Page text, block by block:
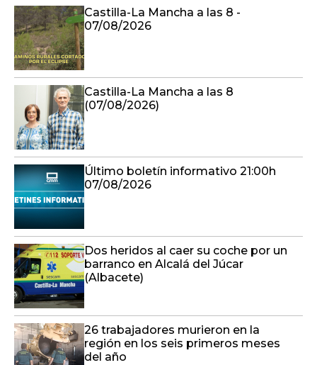
Castilla-La Mancha a las 8 -
07/08/2026
Castilla-La Mancha a las 8
(07/08/2026)
Último boletín informativo 21:00h
07/08/2026
Dos heridos al caer su coche por un
barranco en Alcalá del Júcar
(Albacete)
26 trabajadores murieron en la
región en los seis primeros meses
del año